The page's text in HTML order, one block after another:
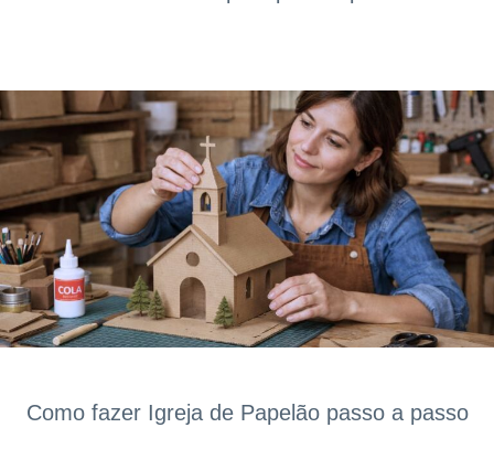
Como fazer Igreja de Papelão passo a passo